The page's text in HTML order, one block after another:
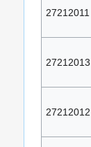
27212011
27212013
27212012